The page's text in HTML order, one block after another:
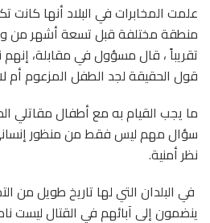
علمت المخابرات في البلاد أنها
منطقة مختلفة قبل تسعة أشهر من
تقريباً ، قال مسؤول في مقابلة،
قول الحقيقة لجد الطفل المزعوم أم
ما يجب القيام به مع أطفال مقاتلي
سؤال مهم ليس فقط من منظور
نظر أمنية.
في البلدان التي لها تاريخ طويل من
ينضمون إلى آبائهم في القتال ليست